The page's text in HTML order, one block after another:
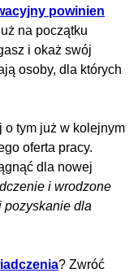
powinien
na początku
i okaż swój
osoby, dla których
o tym już w kolejnym
oferta pracy.
dla nowej
i wrodzone
pozyskanie dla
? Zwróć